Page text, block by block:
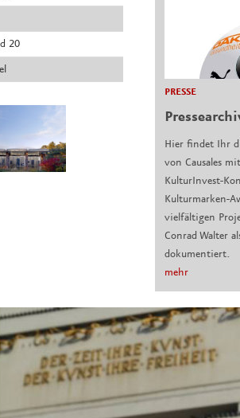
20
PRESSE
Hier findet Ihr
von Causales
KulturInvest-
Kulturmarken-
vielfältigen
Conrad Walter
dokumentiert.
mehr